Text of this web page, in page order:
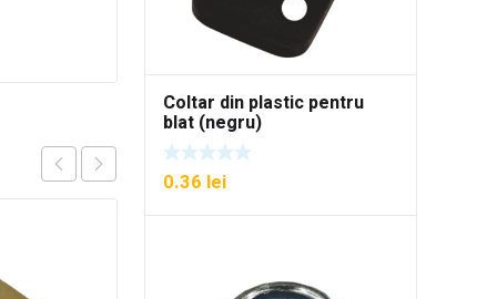
Coltar din plastic pentru
blat (negru)
0.36 lei